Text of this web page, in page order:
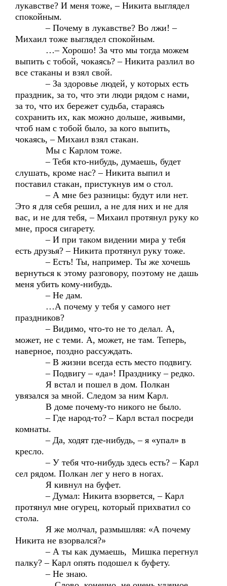
лукавстве? И меня тоже, – Никита выглядел
спокойным.
– Почему в лукавстве? Во лжи! –
Михаил тоже выглядел спокойным.
…– Хорошо! За что мы тогда можем
выпить с тобой, чокаясь? – Никита разлил во
все стаканы и взял свой.
– За здоровье людей, у которых есть
праздник, за то, что эти люди рядом с нами,
за то, что их бережет судьба, стараясь
сохранить их, как можно дольше, живыми,
чтоб нам с тобой было, за кого выпить,
чокаясь, – Михаил взял стакан.
Мы с Карлом тоже.
– Тебя кто-нибудь, думаешь, будет
слушать, кроме нас? – Никита выпил и
поставил стакан, пристукнув им о стол.
– А мне без разницы: будут или нет.
Это я для себя решил, а не для них и не для
вас, и не для тебя, – Михаил протянул руку ко
мне, прося сигарету.
– И при таком видении мира у тебя
есть друзья? – Никита протянул руку тоже.
– Есть! Ты, например. Ты же хочешь
вернуться к этому разговору, поэтому не дашь
меня убить кому-нибудь.
– Не дам.
…А почему у тебя у самого нет
праздников?
– Видимо, что-то не то делал. А,
может, не с теми. А, может, не там. Теперь,
наверное, поздно рассуждать.
– В жизни всегда есть место подвигу.
– Подвигу – «да»! Празднику – редко.
Я встал и пошел в дом. Полкан
увязался за мной. Следом за ним Карл.
В доме почему-то никого не было.
– Где народ-то? – Карл встал посреди
комнаты.
– Да, ходят где-нибудь, – я «упал» в
кресло.
– У тебя что-нибудь здесь есть? – Карл
сел рядом. Полкан лег у него в ногах.
Я кивнул на буфет.
– Думал: Никита взорвется, – Карл
протянул мне огурец, который прихватил со
стола.
Я же молчал, размышляя: «А почему
Никита не взорвался?»
– А ты как думаешь, Мишка перегнул
палку? – Карл опять подошел к буфету.
– Не знаю.